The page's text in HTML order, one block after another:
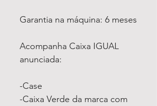
Garantia na máquina: 6 meses
Acompanha Caixa IGUAL
anunciada:
-Case
-Caixa Verde da marca com